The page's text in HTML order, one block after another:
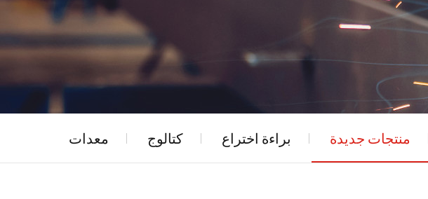
معدات كتالوج براءة اختراع منتجات جديدة